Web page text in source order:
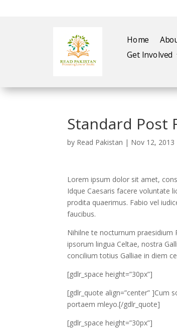
Home
Get Involved
Standard Post
by Read Pakistan | Nov 12, 2013
Lorem ipsum dolor sit amet,
Idque Caesaris facere voluntate
prodita quaerimus. Fabio vel
faucibus.
Nihilne te nocturnum praesidium
ipsorum lingua Celtae, nostra
concilium totius Galliae in diem
[gdlr_space height=”30px”]
[gdlr_quote align=”center” ]Cum
portaem mleyo.[/gdlr_quote]
[gdlr_space height=”30px”]